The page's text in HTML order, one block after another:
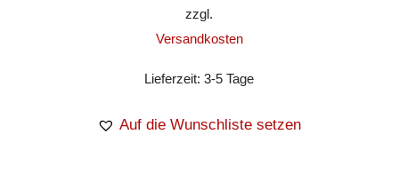
zzgl.
Versandkosten
Lieferzeit:3-5 Tage
Auf die Wunschliste setzen